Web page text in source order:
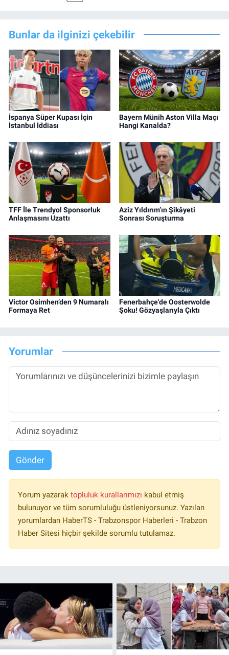
Bunlar da ilginizi çekebilir
İspanya Süper Kupası İçin
İstanbul İddiası
Bayern Münih Aston Villa Maçı
Hangi Kanalda?
TFF İle Trendyol Sponsorluk
Anlaşmasını Uzattı
Aziz Yıldırım’ın Şikâyeti
Sonrası Soruşturma
Victor Osimhen’den 9 Numaralı
Formaya Ret
Fenerbahçe'de Oosterwolde
Şoku! Gözyaşlarıyla Çıktı
Yorumlar
Gönder
Yorum yazarak topluluk kurallarımızı kabul etmiş
bulunuyor ve tüm sorumluluğu üstleniyorsunuz. Yazılan
yorumlardan HaberTS - Trabzonspor Haberleri - Trabzon
Haber Sitesi hiçbir şekilde sorumlu tutulamaz.